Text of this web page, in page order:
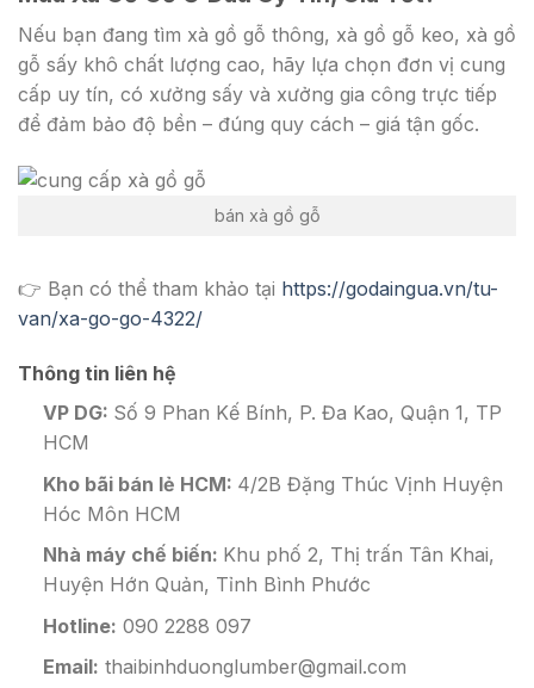
Nếu bạn đang tìm xà gồ gỗ thông, xà gồ gỗ keo, xà gồ
gỗ sấy khô chất lượng cao, hãy lựa chọn đơn vị cung
cấp uy tín, có xưởng sấy và xưởng gia công trực tiếp
để đảm bảo độ bền – đúng quy cách – giá tận gốc.
bán xà gồ gỗ
👉 Bạn có thể tham khảo tại https://godaingua.vn/tu-
van/xa-go-go-4322/
Thông tin liên hệ
VP DG: Số 9 Phan Kế Bính, P. Đa Kao, Quận 1, TP
HCM
Kho bãi bán lẻ HCM: 4/2B Đặng Thúc Vịnh Huyện
Hóc Môn HCM
Nhà máy chế biến: Khu phố 2, Thị trấn Tân Khai,
Huyện Hớn Quản, Tỉnh Bình Phước
Hotline: 090 2288 097
Email: thaibinhduonglumber@gmail.com